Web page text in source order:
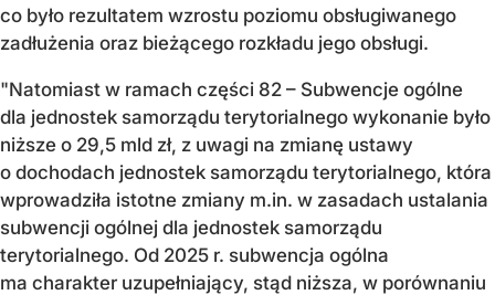
co było rezultatem wzrostu poziomu obsługiwanego
zadłużenia oraz bieżącego rozkładu jego obsługi.
"Natomiast w ramach części 82 – Subwencje ogólne
dla jednostek samorządu terytorialnego wykonanie było
niższe o 29,5 mld zł, z uwagi na zmianę ustawy
o dochodach jednostek samorządu terytorialnego, która
wprowadziła istotne zmiany m.in. w zasadach ustalania
subwencji ogólnej dla jednostek samorządu
terytorialnego. Od 2025 r. subwencja ogólna
ma charakter uzupełniający, stąd niższa, w porównaniu